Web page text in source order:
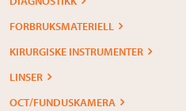
FORBRUKSMATERIELL
KIRURGISKE INSTRUMENTER
LINSER
OCT/FUNDUSKAMERA